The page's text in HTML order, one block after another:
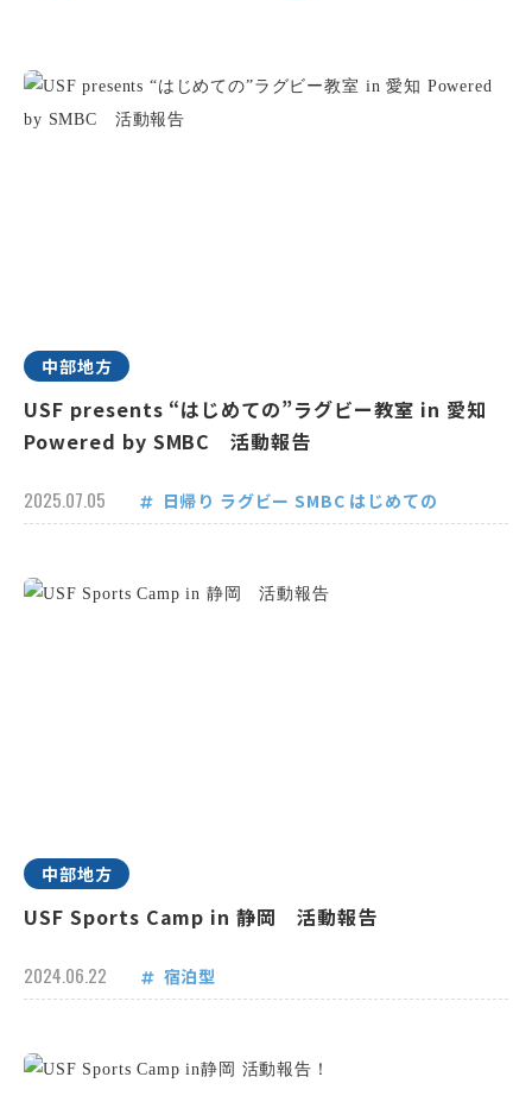
中部地方
USF presents “はじめての”ラグビー教室 in 愛知
Powered by SMBC 活動報告
2025.07.05 日帰り ラグビー SMBC はじめての
中部地方
USF Sports Camp in 静岡 活動報告
2024.06.22 宿泊型